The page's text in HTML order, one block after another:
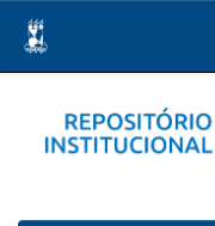
navigation